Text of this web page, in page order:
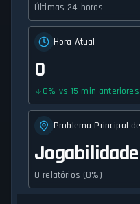
Últimas 24 horas
Hora Atual
0
0% vs 15 min anteriores
Problema Principal
Jogabilidade
0 relatórios (0%)